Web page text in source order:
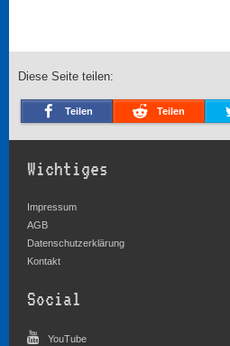
Diese Seite teilen:
Teilen Teilen
Wichtiges
Impressum
AGB
Datenschutzerklärung
Kontakt
Social
YouTube